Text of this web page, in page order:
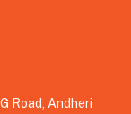
Road, Andheri